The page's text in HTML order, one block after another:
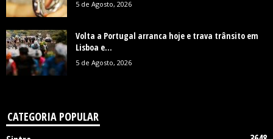
5 de Agosto, 2026
Volta a Portugal arranca hoje e trava trânsito em
Lisboa e...
5 de Agosto, 2026
CATEGORIA POPULAR